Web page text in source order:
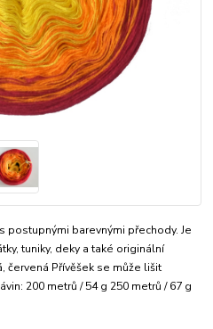
postupnými barevnými přechody. Je
tuniky, deky a také originální
červená Přívěšek se může lišit
200 metrů / 54 g 250 metrů / 67 g